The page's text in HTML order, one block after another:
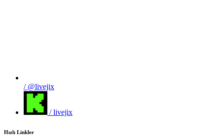
/ @livejix
/ livejix
Hızlı Linkler